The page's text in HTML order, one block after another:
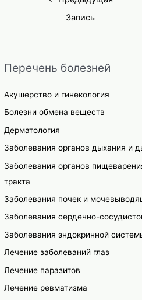
Перечень болезней
Акушерство и гинекология
Болезни обмена веществ
Дерматология
Заболевания органов дыхания и
Заболевания органов
тракта
Заболевания почек и
Заболевания сердечно-
Заболевания эндокринной
Лечение заболеваний глаз
Лечение паразитов
Лечение ревматизма
Запись